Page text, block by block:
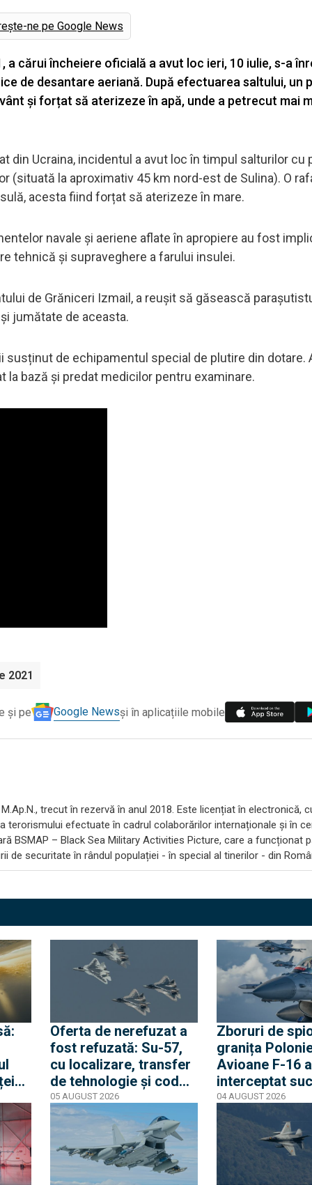
ne pe Google News
a cărui încheiere oficială a avut loc ieri, 10 iulie, s-a
de desantare aeriană. După efectuarea saltului, un
și forțat să aterizeze în apă, unde a petrecut mai
din Ucraina, incidentul a avut loc în timpul salturilor cu
(situată la aproximativ 45 km nord-est de Sulina). O
acesta fiind forțat să aterizeze în mare.
navale și aeriene aflate în apropiere au fost
tehnică și supraveghere a farului insulei.
de Grăniceri Izmail, a reușit să găsească
jumătate de aceasta.
de echipamentul special de plutire din dotare.
bază și predat medicilor pentru examinare.
2021
și pe Google Newsși în aplicațiile mobile
trecut în rezervă în anul 2018. Este licențiat în electronică,
efectuate în cadrul colaborărilor internaționale și în
BSMAP – Black Sea Military Activities Picture, care a funcționat
securitate în rândul populației - în special al tinerilor - din
Oferta de nerefuzat a
fost refuzată: Su-57,
cu localizare, transfer
de tehnologie și cod
sursă propus fără
succes de Rusia
05 AUGUST 2026
Zboruri de
granița
Avioane F-16
interceptat
aeronave
Tacticile
Marea Baltică
04 AUGUST 2026